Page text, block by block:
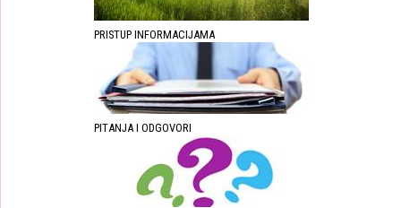
PRISTUP INFORMACIJAMA
PITANJA I ODGOVORI